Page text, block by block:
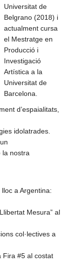
Universitat de
Belgrano (2018) i
actualment cursa
el Mestratge en
Producció i
Investigació
Artística a la
Universitat de
Barcelona.
d’espaialitats,
idolatrades.
la nostra
a Argentina:
Mesura” al
col·lectives a
Fira #5 al costat